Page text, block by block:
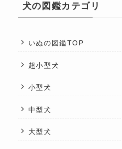
犬の図鑑カテゴリ
いぬの図鑑TOP
超小型犬
小型犬
中型犬
大型犬